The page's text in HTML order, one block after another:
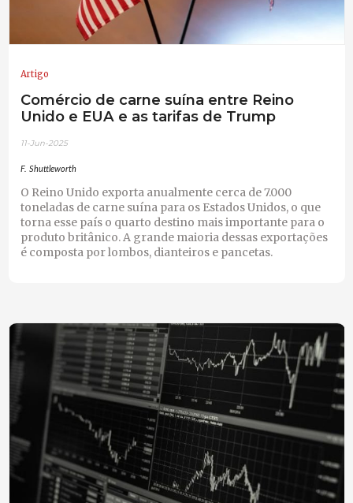
Artigo
Comércio de carne suína entre Reino
Unido e EUA e as tarifas de Trump
11-Jun-2025
F. Shuttleworth
O Reino Unido exporta anualmente cerca de 7.000
toneladas de carne suína para os Estados Unidos, o que
torna esse país o quarto destino mais importante para o
produto britânico. A grande maioria dessas exportações
é composta por lombos, dianteiros e pancetas.